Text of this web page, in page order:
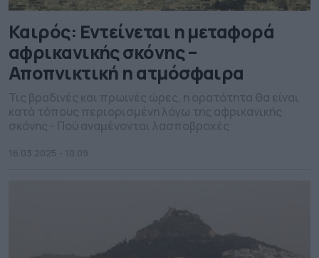
Καιρός: Εντείνεται η μεταφορά
αφρικανικής σκόνης –
Αποπνικτική η ατμόσφαιρα
16.03.2025 - 10.09